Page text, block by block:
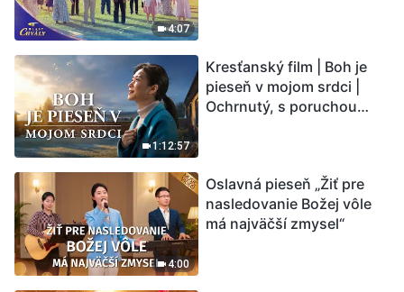
4:07
1:12:57
Kresťanský film | Boh je
pieseň v mojom srdci |
Ochrnutý, s poruchou
4:00
Oslavná pieseň „Žiť pre
nasledovanie Božej vôle
má najväčší zmysel“